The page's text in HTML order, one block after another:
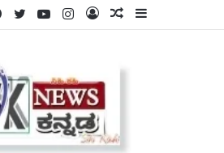
Sidebar
Random
Log
Instagram
YouTube
Twitter
Facebook